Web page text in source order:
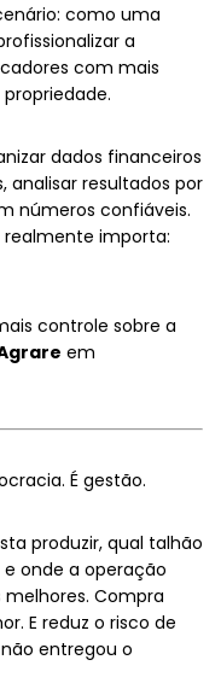
como uma
a
com mais
dados financeiros
analisar resultados por
números confiáveis.
realmente importa:
controle sobre a
em
É gestão.
produzir, qual talhão
onde a operação
Compra
E reduz o risco de
entregou o